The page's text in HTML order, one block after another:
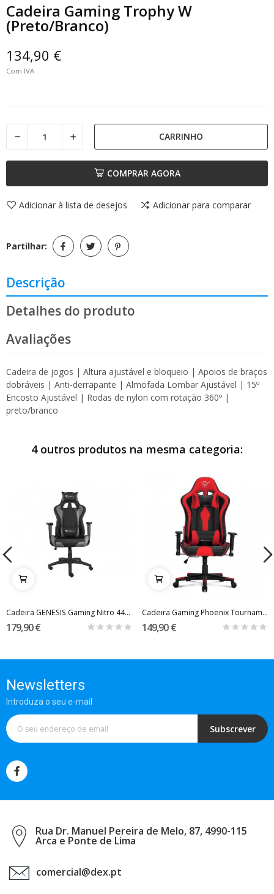
Cadeira Gaming Trophy W
(Preto/Branco)
134,90 €
Com IVA
CARRINHO
COMPRAR AGORA
Adicionar à lista de desejos Adicionar para comparar
Partilhar:
Descrição
Detalhes do produto
Avaliações
Cadeira de jogos | Altura ajustável e bloqueio | Apoios de braços
dobráveis ​​| Anti-derrapante | Almofada Lombar Ajustável | 15º
Encosto Ajustável | Rodas de nylon com rotação 360º |
preto/branco
4 outros produtos na mesma categoria:
Cadeira GENESIS Gaming Nitro 440 Preto/Cinzento
179,90 €
Cadeira Gaming Phoenix Tournament (Preto/Vermelho)
149,90 €
Newsletters
Introduza o seu e-mail
Subscrever
Rua Dr. Manuel Pereira de Melo, 87, 4990-115
Arca e Ponte de Lima
comercial@dex.pt